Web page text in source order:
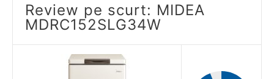
Review pe scurt: MIDEA
MDRC152SLG34W